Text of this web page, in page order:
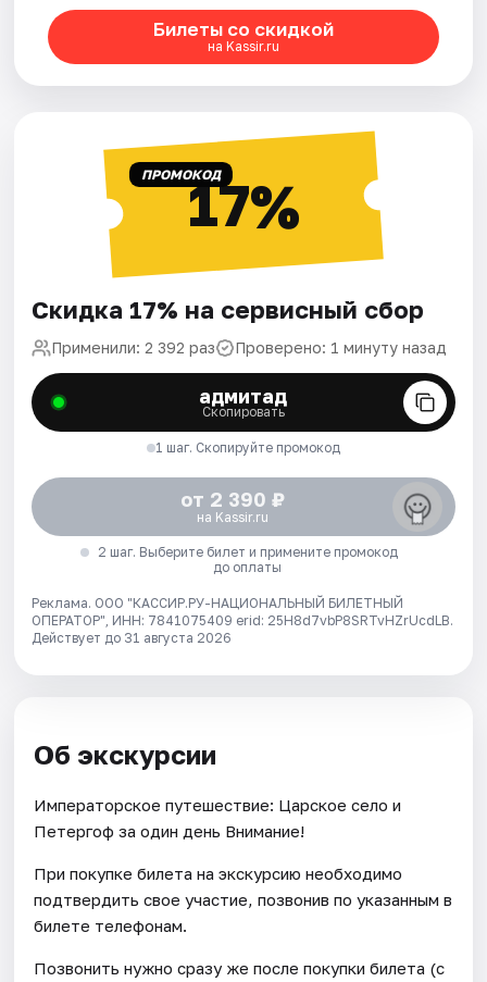
Билеты со скидкой
на Kassir.ru
ПРОМОКОД17%
Скидка 17% на сервисный сбор
Применили: 2 392 раз Проверено: 1 минуту назад
адмитад
Скопировать
1 шаг. Скопируйте промокод
от 2 390 ₽
на Kassir.ru
2 шаг. Выберите билет и примените промокод
до оплаты
Реклама. ООО "КАССИР.РУ-НАЦИОНАЛЬНЫЙ БИЛЕТНЫЙ
ОПЕРАТОР", ИНН: 7841075409 erid: 25H8d7vbP8SRTvHZrUcdLB.
Действует до 31 августа 2026
Об экскурсии
Императорское путешествие: Царское село и
Петергоф за один день Внимание!
При покупке билета на экскурсию необходимо
подтвердить свое участие, позвонив по указанным в
билете телефонам.
Позвонить нужно сразу же после покупки билета (с